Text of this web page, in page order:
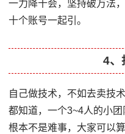
一力降十会，坚持破万法
十个账号一起引。
4、
自己做技术，不如去卖技
都知道，一个3~4人的小
根本不是难事，大家可以